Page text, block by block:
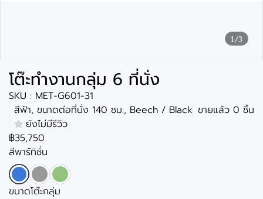
1/3
โต๊ะทำงานกลุ่ม 6 ที่นั่ง
SKU : MET-G601-31
สีฟ้า, ขนาดต่อที่นั่ง 140 ซม., Beech / Black ขายแล้ว 0 ชิ้น
ยังไม่มีรีวิว
฿35,750
สีพาร์ทิชั่น
ขนาดโต๊ะกลุ่ม